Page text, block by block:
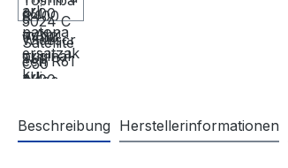
Beschreibung Herstellerinformationen